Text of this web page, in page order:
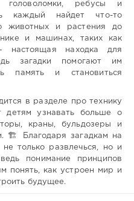
ребусы и
каждый найдет что-то
животных и растения до
и машинах, таких как
настоящая находка для
загадки помогают им
память и становиться
в разделе про технику
детям узнавать больше о
краны, бульдозеры и
🏗️ Благодаря загадкам на
только развлечься, но и
понимание принципов
понять, как устроен мир и
будущее.